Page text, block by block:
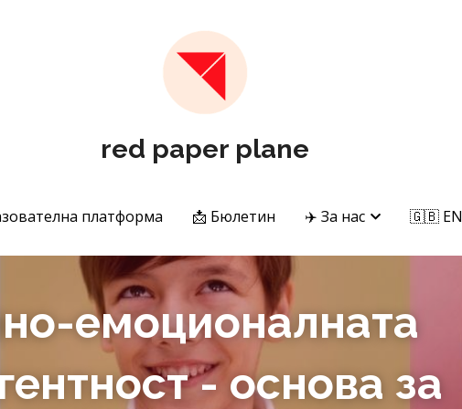
red paper plane
платформа 📩 Бюлетин ✈️ За нас 🇬🇧 EN
red paper plane
платформа 📩 Бюлетин ✈️ За нас 🇬🇧 EN
емоционалната
- основа за